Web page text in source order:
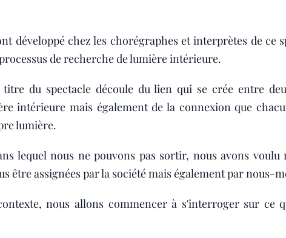
développé chez les chorégraphes et interprètes de ce
de recherche de lumière intérieure.
titre du spectacle découle du lien qui se crée entre
intérieure mais également de la connexion que
lumière.
lequel nous ne pouvons pas sortir, nous avons voulu
être assignées par la société mais également par nous-
nous allons commencer à s'interroger sur ce